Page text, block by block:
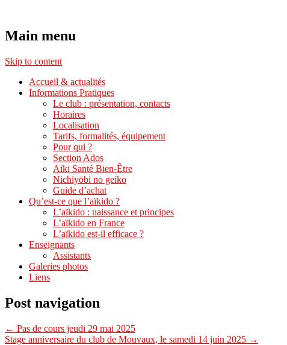
Aikido Noyelles les Seclin
Main menu
Skip to content
Accueil & actualités
Informations Pratiques
Le club : présentation, contacts
Horaires
Localisation
Tarifs, formalités, équipement
Pour qui ?
Section Ados
Aiki Santé Bien-Être
Nichiyōbi no geiko
Guide d’achat
Qu’est-ce que l’aïkido ?
L’aïkido : naissance et principes
L’aïkido en France
L’aïkido est-il efficace ?
Enseignants
Assistants
Galeries photos
Liens
Post navigation
← Pas de cours jeudi 29 mai 2025
Stage anniversaire du club de Mouvaux, le samedi 14 juin 2025 →